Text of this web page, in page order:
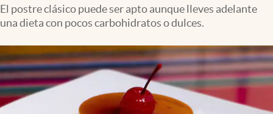
El postre clásico puede ser apto aunque lleves adelante
una dieta con pocos carbohidratos o dulces.